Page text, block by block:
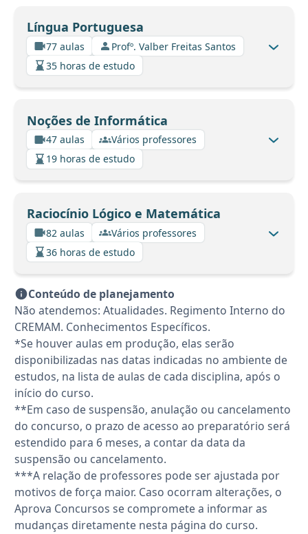
Língua Portuguesa
77 aulas
Profº. Valber Freitas Santos
35 horas de estudo
Noções de Informática
47 aulas
Vários professores
19 horas de estudo
Raciocínio Lógico e Matemática
82 aulas
Vários professores
36 horas de estudo
Conteúdo de planejamento
Não atendemos: Atualidades. Regimento Interno do
CREMAM. Conhecimentos Específicos.
*Se houver aulas em produção, elas serão
disponibilizadas nas datas indicadas no ambiente de
estudos, na lista de aulas de cada disciplina, após o
início do curso.
**Em caso de suspensão, anulação ou cancelamento
do concurso, o prazo de acesso ao preparatório será
estendido para 6 meses, a contar da data da
suspensão ou cancelamento.
***A relação de professores pode ser ajustada por
motivos de força maior. Caso ocorram alterações, o
Aprova Concursos se compromete a informar as
mudanças diretamente nesta página do curso.